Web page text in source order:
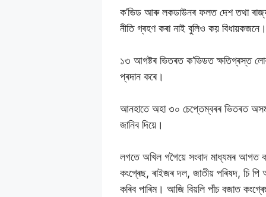
ক’ভিড আৰু লকডাউনৰ ফলত দেশ তথা ৰাজ্যৰ
নীতি গ্ৰহণ কৰা নাই বুলিও কয় বিধায়কজনে।
১৩ আগষ্টৰ ভিতৰত ক’ভিডত ক্ষতিগ্ৰস্ত
প্ৰদান কৰে।
আনহাতে অহা ৩০ চেপ্তেম্বৰৰ ভিতৰত অসম
জানিব দিয়ে।
লগতে অখিল গগৈয়ে সংবাদ মাধ্যমৰ আগত
কংগ্ৰেছ, ৰাইজৰ দল, জাতীয় পৰিষদ, চি
কৰিব পাৰিম। আজি বিয়লি পাঁচ বজাত